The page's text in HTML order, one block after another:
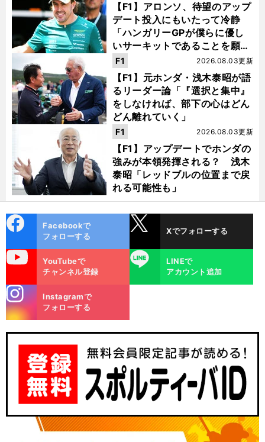
【F1】アロンソ、待望のアップ
デート投入にもいたって冷静
「ハンガリーGPが僕らに優し
いサーキットであることを願
う」
【F1】元ホンダ・浅木泰昭が語
るリーダー論「『選択と集中』
をしなければ、部下の心はどん
どん離れていく」
2026.08.03更新
F1
【F1】アップデートでホンダの
強みが本領発揮される？ 浅木
泰昭「レッドブルの位置まで戻
れる可能性も」
2026.08.03更新
F1
ok
Facebookで
フォローする
Xでフォローする
YouTubeで
チャンネル登録
LINE
LINEで
アカウント追加
m
Instagramで
フォローする